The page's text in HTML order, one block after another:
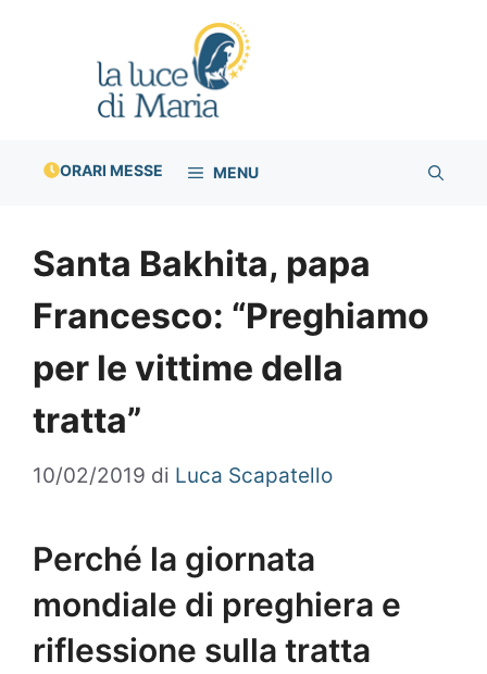
ORARI MESSE MENU
Santa Bakhita, papa
Francesco: “Preghiamo
per le vittime della
tratta”
10/02/2019 di Luca Scapatello
Perché la giornata
mondiale di preghiera e
riflessione sulla tratta